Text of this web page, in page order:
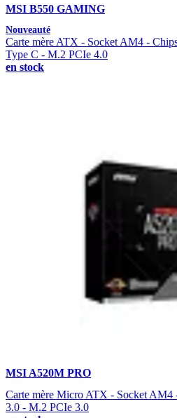
MSI B550 GAMING
Nouveauté
Carte mère ATX - Socket AM4 -
Type C - M.2 PCIe 4.0
en stock
MSI A520M PRO
Carte mère Micro ATX - Socket
3.0 - M.2 PCIe 3.0